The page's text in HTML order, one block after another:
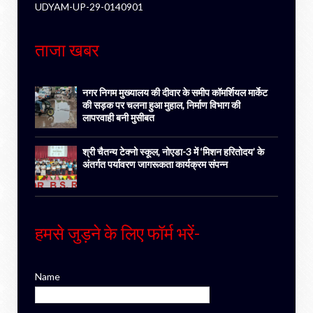
UDYAM-UP-29-0140901
ताजा खबर
नगर निगम मुख्यालय की दीवार के समीप कॉमर्शियल मार्केट
की सड़क पर चलना हुआ मुहाल, निर्माण विभाग की
लापरवाही बनी मुसीबत
श्री चैतन्य टेक्नो स्कूल, नोएडा-3 में ‘मिशन हरितोदय’ के
अंतर्गत पर्यावरण जागरूकता कार्यक्रम संपन्न
हमसे जुड़ने के लिए फॉर्म भरें-
Name